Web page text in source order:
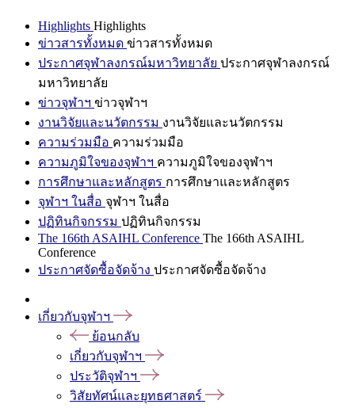
Highlights Highlights
ข่าวสารทั้งหมด ข่าวสารทั้งหมด
ประกาศจุฬาลงกรณ์มหาวิทยาลัย ประกาศจุฬาลงกรณ์
มหาวิทยาลัย
ข่าวจุฬาฯ ข่าวจุฬาฯ
งานวิจัยและนวัตกรรม งานวิจัยและนวัตกรรม
ความร่วมมือ ความร่วมมือ
ความภูมิใจของจุฬาฯ ความภูมิใจของจุฬาฯ
การศึกษาและหลักสูตร การศึกษาและหลักสูตร
จุฬาฯ ในสื่อ จุฬาฯ ในสื่อ
ปฏิทินกิจกรรม ปฏิทินกิจกรรม
The 166th ASAIHL Conference The 166th ASAIHL
Conference
ประกาศจัดซื้อจัดจ้าง ประกาศจัดซื้อจัดจ้าง
เกี่ยวกับจุฬาฯ
ย้อนกลับ
เกี่ยวกับจุฬาฯ
ประวัติจุฬาฯ
วิสัยทัศน์และยุทธศาสตร์